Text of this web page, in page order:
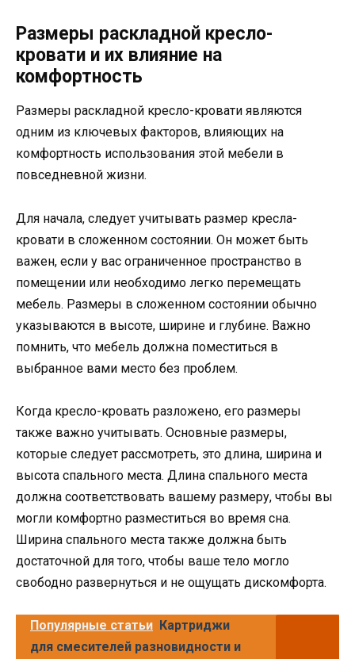
Размеры раскладной кресло-
кровати и их влияние на
комфортность
Размеры раскладной кресло-кровати являются
одним из ключевых факторов, влияющих на
комфортность использования этой мебели в
повседневной жизни.
Для начала, следует учитывать размер кресла-
кровати в сложенном состоянии. Он может быть
важен, если у вас ограниченное пространство в
помещении или необходимо легко перемещать
мебель. Размеры в сложенном состоянии обычно
указываются в высоте, ширине и глубине. Важно
помнить, что мебель должна поместиться в
выбранное вами место без проблем.
Когда кресло-кровать разложено, его размеры
также важно учитывать. Основные размеры,
которые следует рассмотреть, это длина, ширина и
высота спального места. Длина спального места
должна соответствовать вашему размеру, чтобы вы
могли комфортно разместиться во время сна.
Ширина спального места также должна быть
достаточной для того, чтобы ваше тело могло
свободно развернуться и не ощущать дискомфорта.
Популярные статьи Картриджи
для смесителей разновидности и